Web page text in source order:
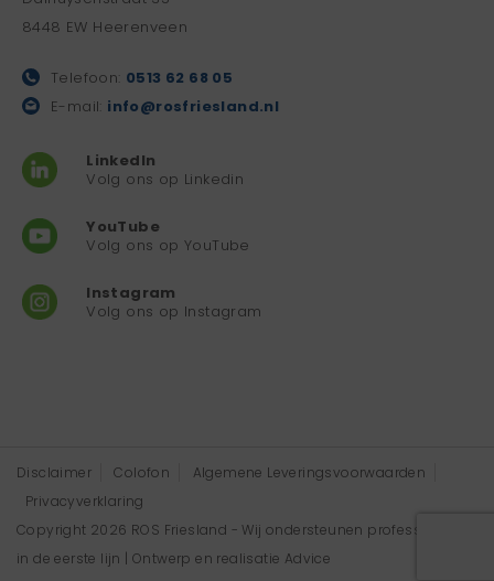
8448 EW Heerenveen
Telefoon: 0513 62 68 05
E-mail: info@rosfriesland.nl
LinkedIn
Volg ons op Linkedin
YouTube
Volg ons op YouTube
Instagram
Volg ons op Instagram
Disclaimer Colofon
Algemene Leveringsvoorwaarden
Privacyverklaring
Copyright 2026 ROS Friesland - Wij ondersteunen professionals
in de eerste lijn | Ontwerp en realisatie Advice